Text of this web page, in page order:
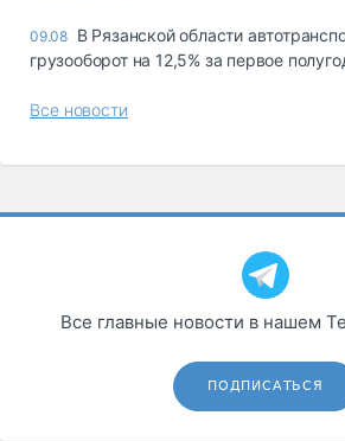
09.08 В Рязанской области
грузооборот на 12,5% за первое
Все новости
Все главные новости в нашем
ПОДПИСАТЬСЯ